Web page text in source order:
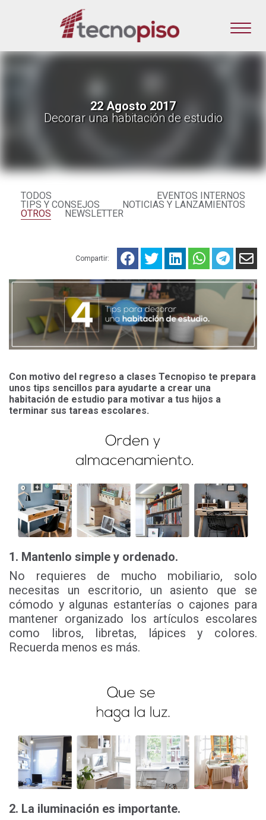
22 Agosto 2017
Decorar una habitación de estudio
TODOS EVENTOS INTERNOS
TIPS Y CONSEJOS NOTICIAS Y LANZAMIENTOS
OTROS NEWSLETTER
Compartir:
Con motivo del regreso a clases Tecnopiso te prepara
unos tips sencillos para ayudarte a crear una
habitación de estudio para motivar a tus hijos a
terminar sus tareas escolares.
1. Mantenlo simple y ordenado.
No requieres de mucho mobiliario, solo
necesitas un escritorio, un asiento que se
cómodo y algunas estanterías o cajones para
mantener organizado los artículos escolares
como libros, libretas, lápices y colores.
Recuerda menos es más.
2. La iluminación es importante.